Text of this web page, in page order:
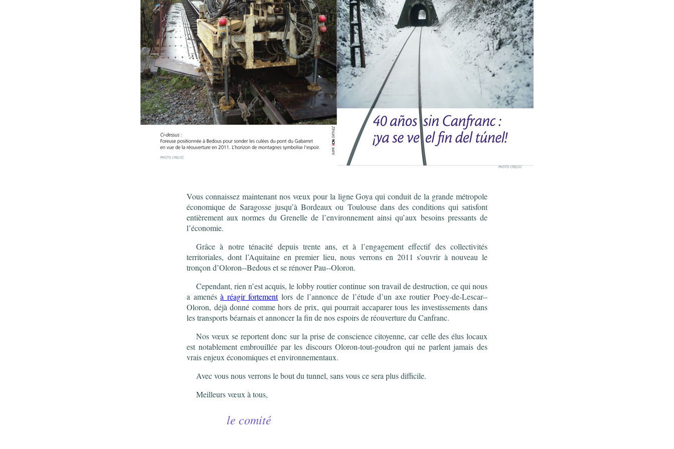
Vous connaissez maintenant nos vœux pour la ligne Goya qui conduit de la grande métropole
économique de Saragosse jusqu’à Bordeaux ou Toulouse dans des conditions qui satisfont
entièrement aux normes du Grenelle de l’environnement ainsi qu’aux besoins pressants de
l’économie.
Grâce à notre ténacité depuis trente ans, et à l’engagement effectif des collectivités
territoriales, dont l’Aquitaine en premier lieu, nous verrons en 2011 s’ouvrir à nouveau le
tronçon d’Oloron--Bedous et se rénover Pau--Oloron.
Cependant, rien n’est acquis, le lobby routier continue son travail de destruction, ce qui nous
a amenésà réagir fortementlors de l’annonce de l’étude d’un axe routier Poey-de-Lescar--
Oloron, déjà donné comme hors de prix, qui pourrait accaparer tous les investissements dans
les transports béarnais et annoncer la fin de nos espoirs de réouverture du Canfranc.
Nos vœux se reportent donc sur la prise de conscience citoyenne, car celle des élus locaux
est notablement embrouillée par les discours Oloron-tout-goudron qui ne parlent jamais des
vrais enjeux économiques et environnementaux.
Avec vous nous verrons le bout du tunnel, sans vous ce sera plus difficile.
Meilleurs vœux à tous,
le comité